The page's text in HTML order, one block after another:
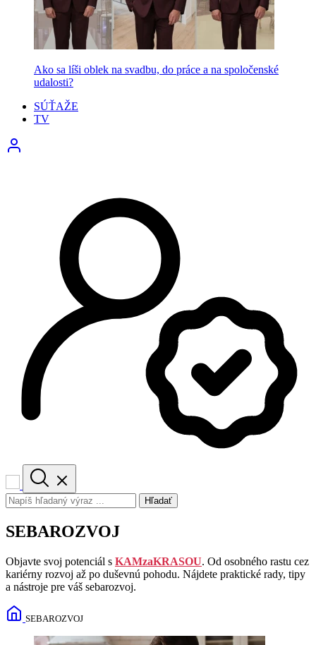
Ako sa líši oblek na svadbu, do práce a na spoločenské
udalosti?
SÚŤAŽE
TV
Hľadať
SEBAROZVOJ
Objavte svoj potenciál s KAMzaKRASOU. Od osobného rastu cez
kariérny rozvoj až po duševnú pohodu. Nájdete praktické rady, tipy
a nástroje pre váš sebarozvoj.
SEBAROZVOJ